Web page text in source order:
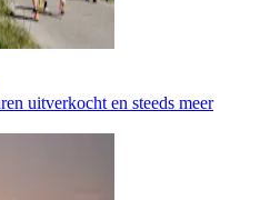
uitverkocht en steeds meer